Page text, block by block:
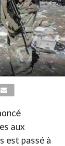
aux
est passé à